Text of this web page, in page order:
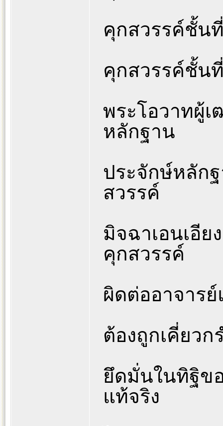
คุกสวรรค์ชั้น
คุกสวรรค์ชั้น
พระโอวาทผู้
หลักฐาน
ประจักษ์หลัก
สวรรค์
มิจฉาเอนเอี
คุกสวรรค์
ผิดต่ออาจารย์
ต้องถูกเคี่ยวก
ยึดมั่นในทิฐิข
แท้จริง